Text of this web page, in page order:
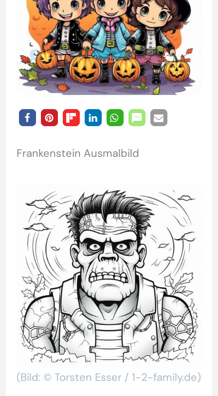
Frankenstein Ausmalbild
(Bild: © Torsten Esser / 1-2-family.de)